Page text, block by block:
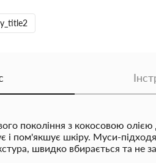
покоління з кокосовою олією
і пом'якшує шкіру. Муси-
швидко вбирається та не